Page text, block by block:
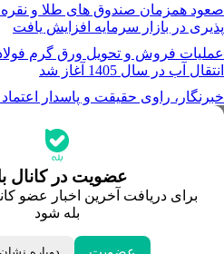
صعود همزمان صندوق های طلا و
پذیری در بازار سرمایه افزایش یافت
عملیات فروش و تحویل ورق گرم
انتقال آب در سال 1405 آغاز شد
خبرنگار، راوی حقیقت و پاسدار
عضویت در کانال
برای دریافت آخرین اخبار عضو
بله شود
جدیدترین قیمت‌ها
قیمت درهم امارات